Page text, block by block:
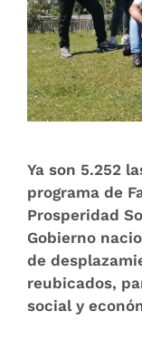
Ya son 5.252
programa de
Prosperidad
Gobierno
de
reubicados,
social y